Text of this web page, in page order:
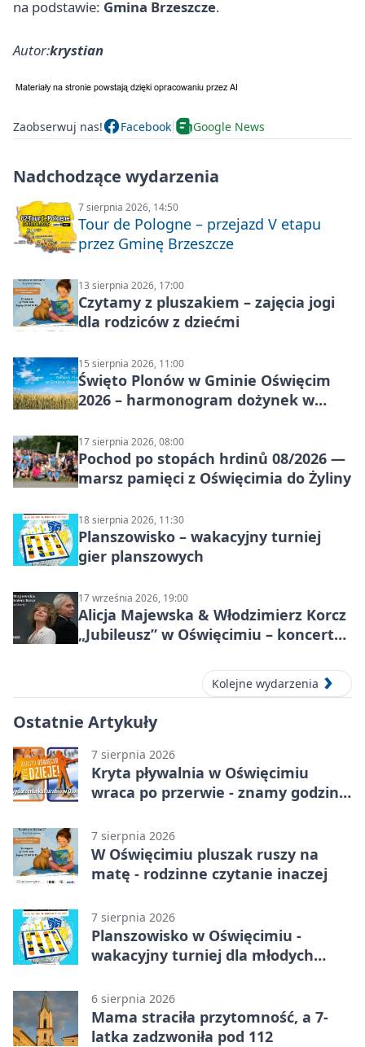
na podstawie: Gmina Brzeszcze.
Autor:krystian
Zaobserwuj nas! Facebook Google News
Nadchodzące wydarzenia
7 sierpnia 2026, 14:50
Tour de Pologne – przejazd V etapu
przez Gminę Brzeszcze
13 sierpnia 2026, 17:00
Czytamy z pluszakiem – zajęcia jogi
dla rodziców z dziećmi
15 sierpnia 2026, 11:00
Święto Plonów w Gminie Oświęcim
2026 – harmonogram dożynek w
17 sierpnia 2026, 08:00
Pochod po stopách hrdinů 08/2026 —
marsz pamięci z Oświęcimia do Żyliny
18 sierpnia 2026, 11:30
Planszowisko – wakacyjny turniej
gier planszowych
17 września 2026, 19:00
Alicja Majewska & Włodzimierz Korcz
„Jubileusz” w Oświęcimiu – koncert
Kolejne wydarzenia
Ostatnie Artykuły
7 sierpnia 2026
Kryta pływalnia w Oświęcimiu
wraca po przerwie - znamy godziny
7 sierpnia 2026
W Oświęcimiu pluszak ruszy na
matę - rodzinne czytanie inaczej
7 sierpnia 2026
Planszowisko w Oświęcimiu -
wakacyjny turniej dla młodych
6 sierpnia 2026
Mama straciła przytomność, a 7-
latka zadzwoniła pod 112